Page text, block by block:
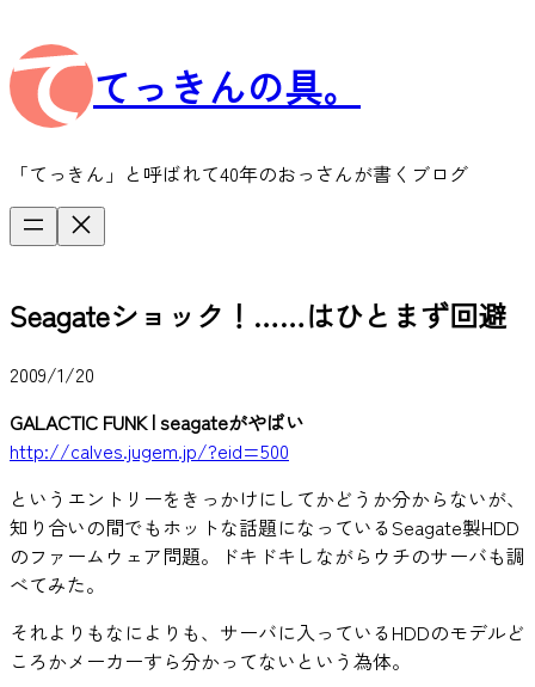
容
を
ス
ッ
てっきんの具。
「てっきん」と呼ばれて40年のおっさんが書くブログ
Seagateショック！……はひとまず回避
2009/1/20
GALACTIC FUNK | seagateがやばい
http://calves.jugem.jp/?eid=500
というエントリーをきっかけにしてかどうか分からないが、
知り合いの間でもホットな話題になっているSeagate製HDD
のファームウェア問題。ドキドキしながらウチのサーバも調
べてみた。
それよりもなによりも、サーバに入っているHDDのモデルど
ころかメーカーすら分かってないという為体。